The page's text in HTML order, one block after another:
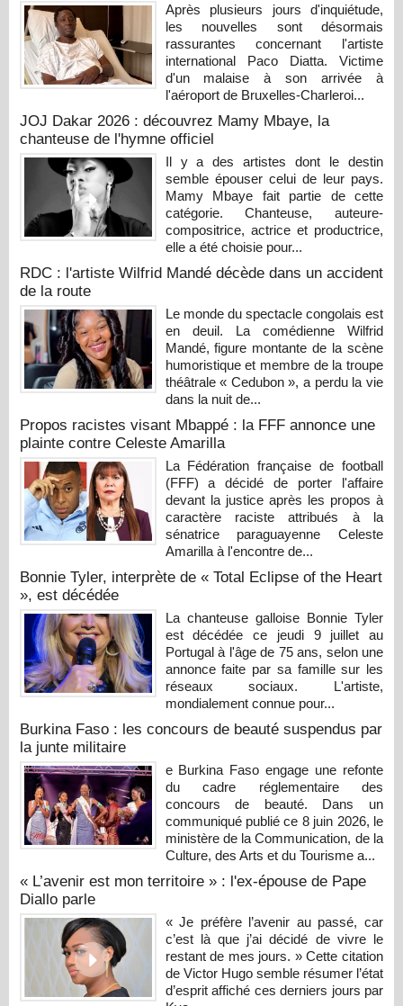
Après plusieurs jours d'inquiétude,
les nouvelles sont désormais
rassurantes concernant l'artiste
international Paco Diatta. Victime
d'un malaise à son arrivée à
l'aéroport de Bruxelles-Charleroi...
JOJ Dakar 2026 : découvrez Mamy Mbaye, la
chanteuse de l'hymne officiel
Il y a des artistes dont le destin
semble épouser celui de leur pays.
Mamy Mbaye fait partie de cette
catégorie. Chanteuse, auteure-
compositrice, actrice et productrice,
elle a été choisie pour...
RDC : l'artiste Wilfrid Mandé décède dans un accident
de la route
Le monde du spectacle congolais est
en deuil. La comédienne Wilfrid
Mandé, figure montante de la scène
humoristique et membre de la troupe
théâtrale « Cedubon », a perdu la vie
dans la nuit de...
Propos racistes visant Mbappé : la FFF annonce une
plainte contre Celeste Amarilla
La Fédération française de football
(FFF) a décidé de porter l'affaire
devant la justice après les propos à
caractère raciste attribués à la
sénatrice paraguayenne Celeste
Amarilla à l'encontre de...
Bonnie Tyler, interprète de « Total Eclipse of the Heart
», est décédée
La chanteuse galloise Bonnie Tyler
est décédée ce jeudi 9 juillet au
Portugal à l'âge de 75 ans, selon une
annonce faite par sa famille sur les
réseaux sociaux. L'artiste,
mondialement connue pour...
Burkina Faso : les concours de beauté suspendus par
la junte militaire
e Burkina Faso engage une refonte
du cadre réglementaire des
concours de beauté. Dans un
communiqué publié ce 8 juin 2026, le
ministère de la Communication, de la
Culture, des Arts et du Tourisme a...
« L’avenir est mon territoire » : l'ex-épouse de Pape
Diallo parle
« Je préfère l’avenir au passé, car
c’est là que j’ai décidé de vivre le
restant de mes jours. » Cette citation
de Victor Hugo semble résumer l’état
d’esprit affiché ces derniers jours par